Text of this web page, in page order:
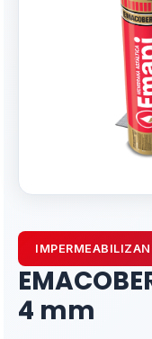
4 mm